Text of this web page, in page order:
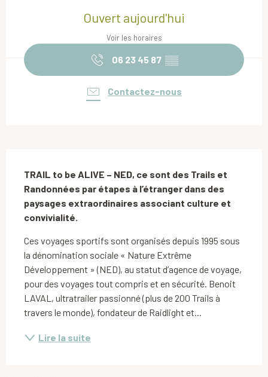
Ouvert aujourd'hui
Voir les horaires
06 23 45 87 ▒▒
Contactez-nous
TRAIL to be ALIVE – NED, ce sont des Trails et
Randonnées par étapes à l’étranger dans des
paysages extraordinaires associant culture et
convivialité.
Ces voyages sportifs sont organisés depuis 1995 sous
la dénomination sociale « Nature Extrême
Développement » (NED), au statut d’agence de voyage,
pour des voyages tout compris et en sécurité. Benoit
LAVAL, ultratrailer passionné (plus de 200 Trails à
travers le monde), fondateur de Raidlight et...
Lire la suite